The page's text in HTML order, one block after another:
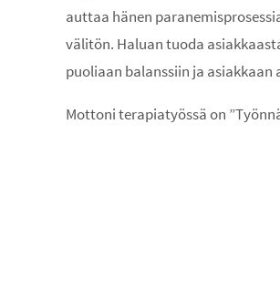
auttaa hänen
välitön. Haluan tuoda
puoliaan balanssiin ja
Mottoni terapiatyössä on